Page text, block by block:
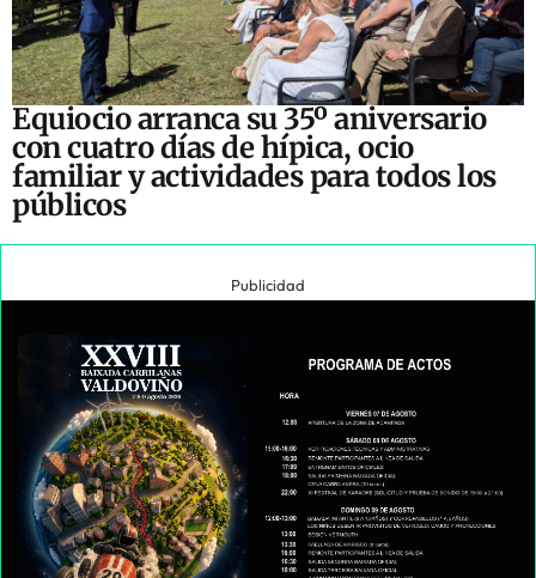
Equiocio arranca su 35º aniversario
con cuatro días de hípica, ocio
familiar y actividades para todos los
públicos
Publicidad